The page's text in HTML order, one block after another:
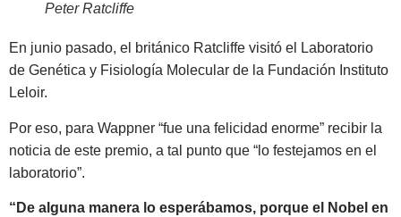
Peter Ratcliffe
En junio pasado, el británico Ratcliffe visitó el Laboratorio
de Genética y Fisiología Molecular de la Fundación Instituto
Leloir.
Por eso, para Wappner “fue una felicidad enorme” recibir la
noticia de este premio, a tal punto que “lo festejamos en el
laboratorio”.
“De alguna manera lo esperábamos, porque el Nobel en